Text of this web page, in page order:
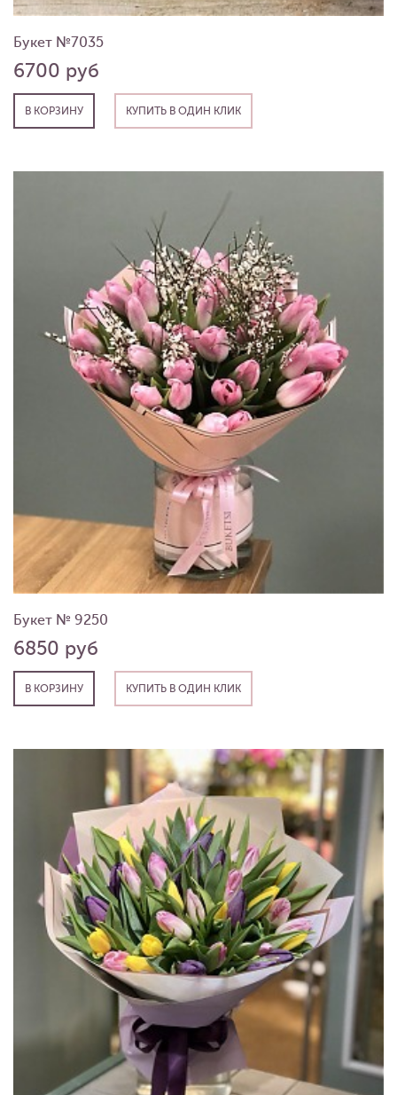
Букет №7035
6700 руб
В КОРЗИНУ КУПИТЬ В ОДИН КЛИК
Букет № 9250
6850 руб
В КОРЗИНУ КУПИТЬ В ОДИН КЛИК